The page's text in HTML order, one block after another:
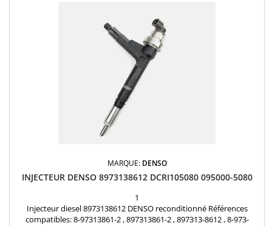
MARQUE: DENSO
INJECTEUR DENSO 8973138612 DCRI105080 095000-5080
1
Injecteur diesel 8973138612 DENSO reconditionné Références
compatibles: 8-97313861-2 , 897313861-2 , 897313-8612 , 8-973-